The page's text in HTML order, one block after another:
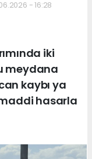
- 16:28
iki
meydana
kaybı ya
hasarla